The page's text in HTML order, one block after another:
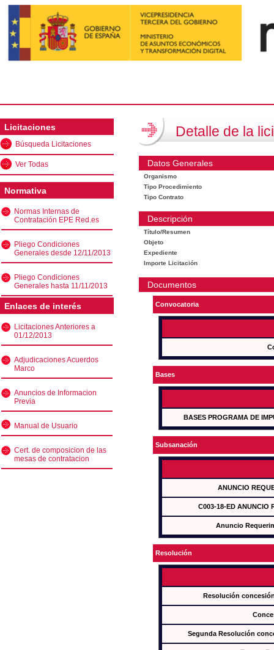
Licitaciones
Búsqueda Licitaciones
Ver Todas
Normativa
Normas Internas de
Contratación EPE Red.es
Pliego Condiciones
Generales desde 12/11/2013
Pliego Condiciones
Generales hasta 11/11/2013
Enlaces de interés
Licitaciones Anteriores a
01/12/2013
Adjudicaciones Acuerdos
Marco
Anuncios de Informacion
Previa
Manual de Usuario
Cert. de composicion de las
mesas de contratacion
Detalle de la
Datos Generales
Organismo
Tipo Procedimiento
Tipo Contrato
Descripción
Título/Resumen
Objeto
Expediente
Importe Licitación
Documentos
Convocatoria
Bases
BASES PROGRAMA DE
Subsanación
ANUNCIO
C003-18-ED ANUNCIO
Anuncio
Resolución
Resolución
Segunda Resolución